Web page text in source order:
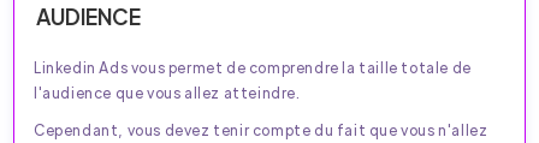
AUDIENCE
Linkedin Ads vous permet de comprendre la taille totale de
l'audience que vous allez atteindre.
Cependant, vous devez tenir compte du fait que vous n'allez